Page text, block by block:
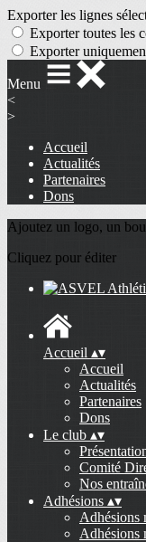
Exporter les lignes
Exporter toutes les
Exporter
Menu
<
>
Accueil
Actualités
Partenaires
Dons
Ajoutez un logo, un
Cliquez pour éditer
Accueil ▴▾
Accueil
Actualités
Partenaires
Dons
Le club ▴▾
Comité
Nos
Adhésions ▴▾
Adhésions
Adhésions